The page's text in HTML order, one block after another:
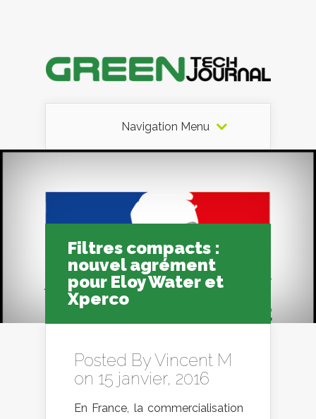
Navigation Menu
Filtres compacts :
nouvel agrément
pour Eloy Water et
Xperco
Posted ByVincent M
on 15 janvier, 2016
En France, la commercialisation